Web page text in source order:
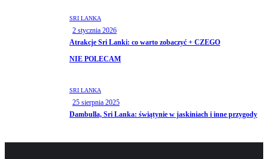
SRI LANKA
2 stycznia 2026
Atrakcje Sri Lanki: co warto zobaczyć + CZEGO
NIE POLECAM
SRI LANKA
25 sierpnia 2025
Dambulla, Sri Lanka: świątynie w jaskiniach i inne przygody